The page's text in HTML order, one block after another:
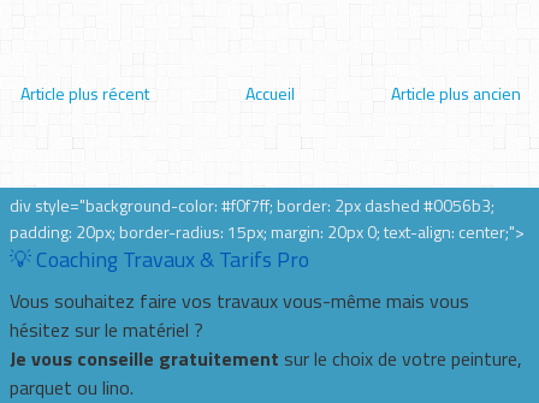
Article plus récent Article plus ancien
Accueil
div style="background-color: #f0f7ff; border: 2px dashed #0056b3;
padding: 20px; border-radius: 15px; margin: 20px 0; text-align: center;">
💡 Coaching Travaux & Tarifs Pro
Vous souhaitez faire vos travaux vous-même mais vous
hésitez sur le matériel ?
Je vous conseille gratuitement sur le choix de votre peinture,
parquet ou lino.